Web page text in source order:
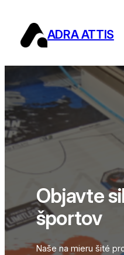
obsah
ADRA ATTIS
Objavte
športov
Naše na mieru šité